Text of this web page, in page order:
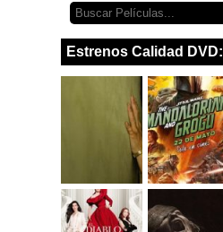
Estrenos Calidad DVD: